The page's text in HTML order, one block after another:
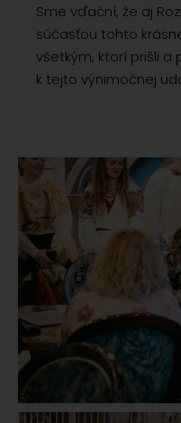
Sme vďační, že aj
súčasťou tohto
všetkým, ktorí prišli a
k tejto výnimočnej